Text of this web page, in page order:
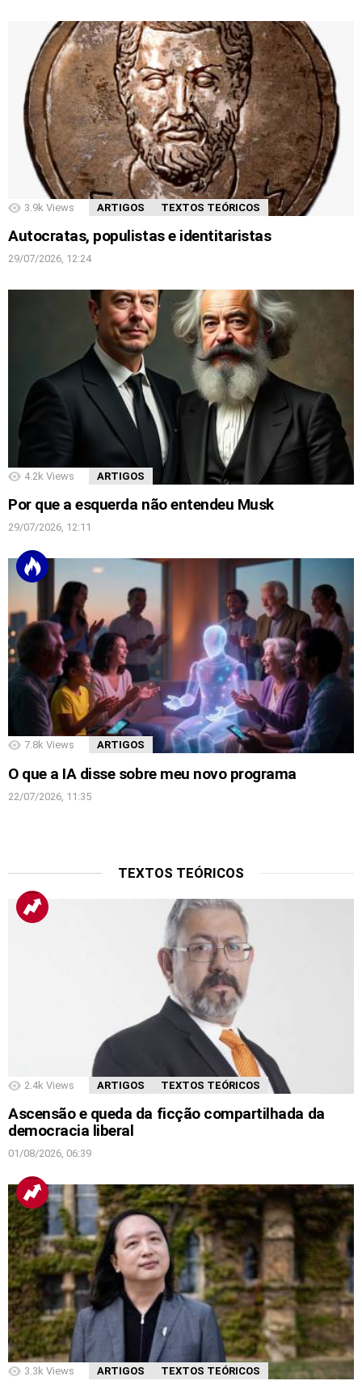
3.9k Views ARTIGOS TEXTOS TEÓRICOS
Autocratas, populistas e identitaristas
29/07/2026, 12:24
4.2k Views ARTIGOS
Por que a esquerda não entendeu Musk
29/07/2026, 12:11
7.8k Views ARTIGOS
O que a IA disse sobre meu novo programa
22/07/2026, 11:35
TEXTOS TEÓRICOS
2.4k Views ARTIGOS TEXTOS TEÓRICOS
Ascensão e queda da ficção compartilhada da
democracia liberal
01/08/2026, 06:39
3.3k Views ARTIGOS TEXTOS TEÓRICOS